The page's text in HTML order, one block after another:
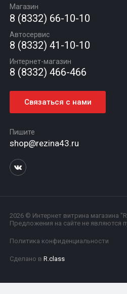
Автомасла
Шиномонтаж
Гарантии и возврат
Вакансии
Новости
Статьи
Контакты
Магазин
8 (8332) 66-10-10
Автосервис
8 (8332) 41-10-10
Интернет-магазин
8 (8332) 466-466
Связаться с нами
Пишите
shop@rezina43.ru
2026 © Интернет витрина магазина
Предложения на сайте не являются
Политика конфиденциальности
Сделано в R.class